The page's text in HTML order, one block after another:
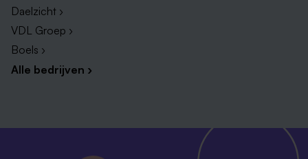
Daelzicht ›
VDL Groep ›
Boels ›
Alle bedrijven ›